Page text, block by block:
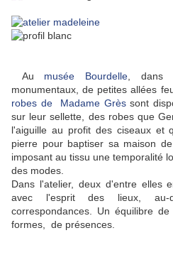
Au musée Bourdelle , dans
monumentaux, de petites allées
robes de Madame Grèssont
sur leur sellette, des robes que
l'aiguille au profit des ciseaux et
pierre pour baptiser sa maison
imposant au tissu une temporalité
des modes.
Dans l'atelier, deux d'entre elles
avec l'esprit des lieux,
correspondances. Un équilibre
formes, de présences.